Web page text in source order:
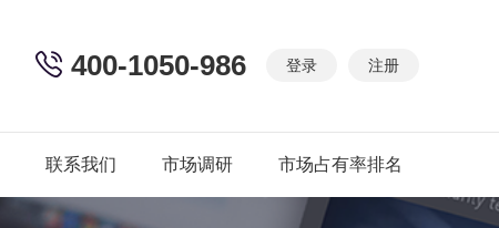
登录 注册
400-1050-986
联系我们 市场调研 市场占有率排名